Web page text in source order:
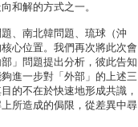
和解的方式之一。
、南北韓問題、琉球（沖
心位置。我們再次將此次會
」問題提出分析，彼此告知
進一步對「外部」的上述三
的不在於快速地形成共識，
所造成的侷限，從差異中尋